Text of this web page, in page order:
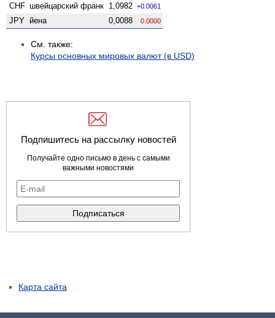
CHF швейцарский франк 1,0982 +0.0061
JPY йена 0,0088 0.0000
См. также:
Курсы основных мировых валют (в USD)
Подпишитесь на рассылку новостей
Получайте одно письмо в день с самыми
важными новостями
Карта сайта